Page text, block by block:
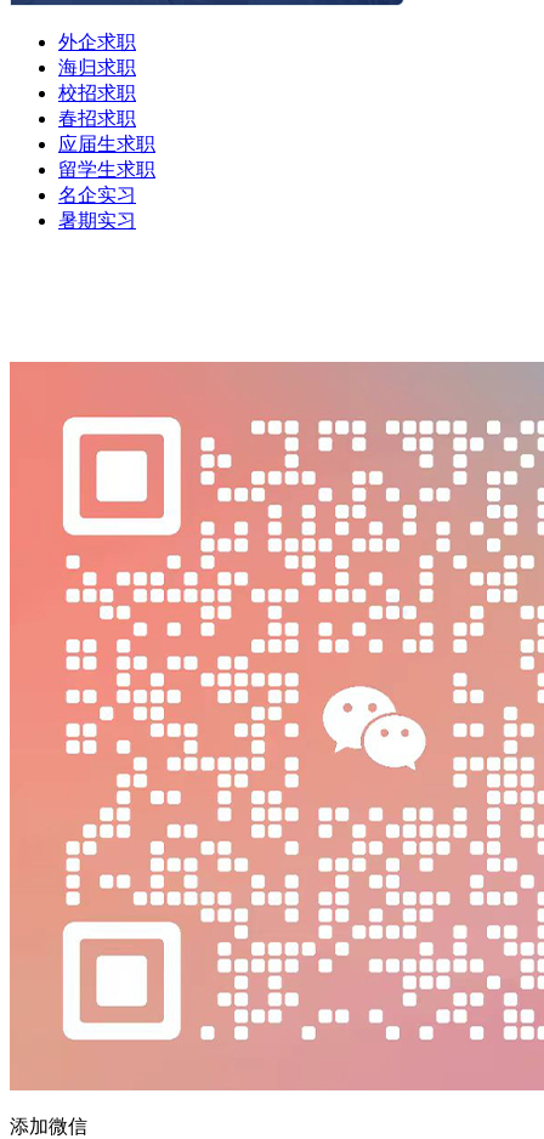
外企求职
海归求职
校招求职
春招求职
应届生求职
留学生求职
名企实习
暑期实习
添加微信